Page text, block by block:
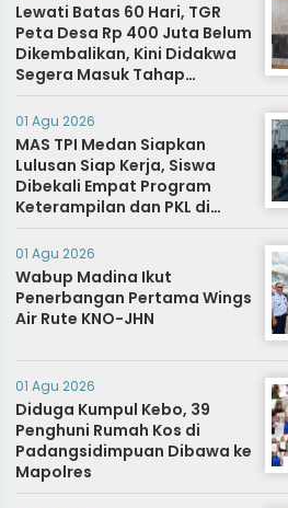
Lewati Batas 60 Hari, TGR
Peta Desa Rp 400 Juta Belum
Dikembalikan, Kini Didakwa
Segera Masuk Tahap
Penyidikan
01 Agu 2026
MAS TPI Medan Siapkan
Lulusan Siap Kerja, Siswa
Dibekali Empat Program
Keterampilan dan PKL di
Dunia Industri
01 Agu 2026
Wabup Madina Ikut
Penerbangan Pertama Wings
Air Rute KNO-JHN
01 Agu 2026
Diduga Kumpul Kebo, 39
Penghuni Rumah Kos di
Padangsidimpuan Dibawa ke
Mapolres